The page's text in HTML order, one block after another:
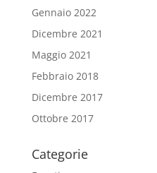
Gennaio 2022
Dicembre 2021
Maggio 2021
Febbraio 2018
Dicembre 2017
Ottobre 2017
Categorie